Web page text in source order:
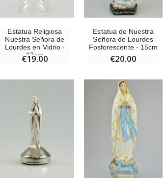
Estatua Religiosa
Nuestra Señora de
Lourdes en Vidrio -
13cm
€19.00
Estatua de Nuestra
Señora de Lourdes
Fosforescente - 15cm
€20.00